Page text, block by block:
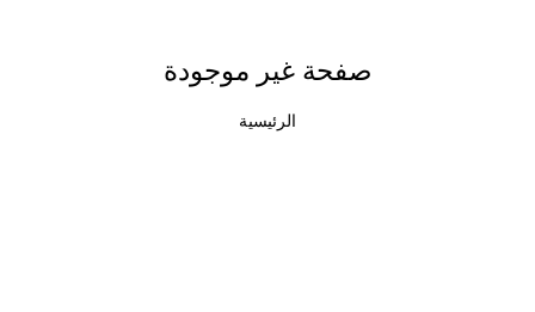
صفحة غير موجودة
الرئيسية